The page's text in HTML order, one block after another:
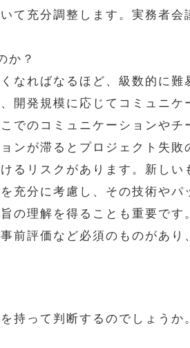
て充分調整します。実務者
か？
なればなるほど、級数的に難
開発規模に応じてコミュニ
でのコミュニケーションや
ンが滞るとプロジェクト失敗
るリスクがあります。新し
充分に考慮し、その技術や
の理解を得ることも重要です
前評価など必須のものがあ
持って判断するのでしょうか